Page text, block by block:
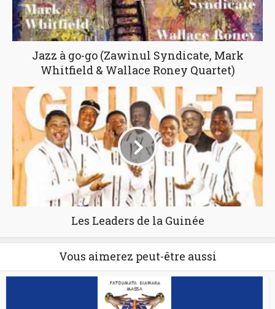
Jazz à go-go (Zawinul Syndicate, Mark
Whitfield & Wallace Roney Quartet)
Les Leaders de la Guinée
Vous aimerez peut-être aussi